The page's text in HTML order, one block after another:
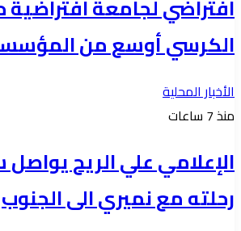
افتراضي لجامعة
الكرسي أوسع من
الأخبار المحلية
منذ 7 ساعات
الإعلامي علي الريح
رحلته مع نميري الى الجنوب